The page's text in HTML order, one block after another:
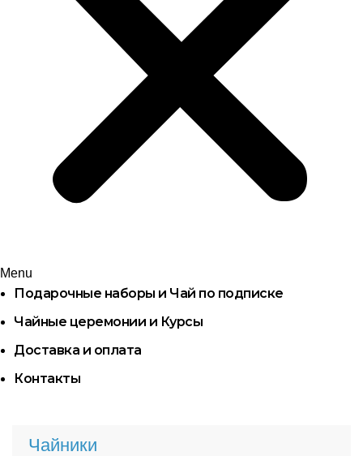
Menu
Подарочные наборы и Чай по подписке
Чайные церемонии и Курсы
Доставка и оплата
Контакты
Чайники